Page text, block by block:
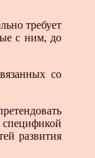
требует
с ним, до
со
развития